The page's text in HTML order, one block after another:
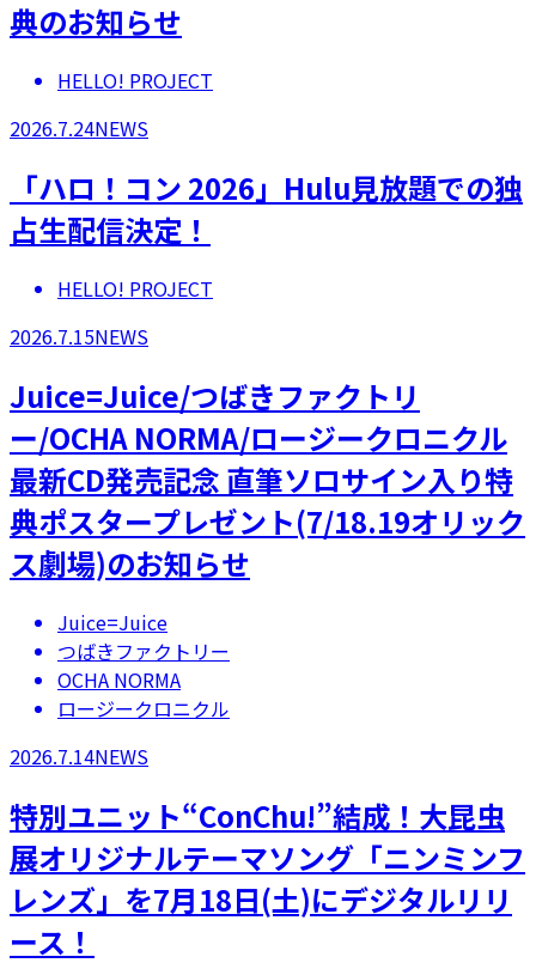
典のお知らせ
HELLO! PROJECT
2026.7.24NEWS
「ハロ！コン 2026」Hulu見放題での独
占生配信決定！
HELLO! PROJECT
2026.7.15NEWS
Juice=Juice/つばきファクトリ
ー/OCHA NORMA/ロージークロニクル
最新CD発売記念 直筆ソロサイン入り特
典ポスタープレゼント(7/18.19オリック
ス劇場)のお知らせ
Juice=Juice
つばきファクトリー
OCHA NORMA
ロージークロニクル
2026.7.14NEWS
特別ユニット“ConChu!”結成！大昆虫
展オリジナルテーマソング「ニンミンフ
レンズ」を7月18日(土)にデジタルリリ
ース！